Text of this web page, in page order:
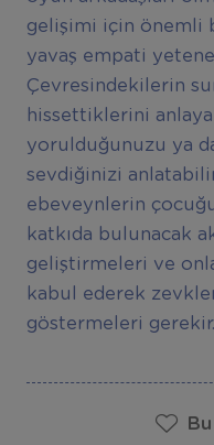
gelişimi için önemli
yavaş empati
Çevresindekilerin
hissettiklerini
yorulduğunuzu ya
sevdiğinizi
ebeveynlerin
katkıda bulunacak
geliştirmeleri ve
kabul ederek
göstermeleri gerekir.